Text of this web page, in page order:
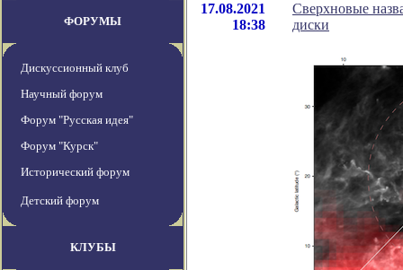
ФОРУМЫ
Дискуссионный клуб
Научный форум
Форум "Русская идея"
Форум "Курск"
Исторический форум
Детский форум
КЛУБЫ
17.08.2021
18:38
Сверхновые
диски